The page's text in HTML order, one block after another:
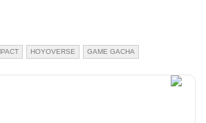
HOYOVERSE GAME GACHA